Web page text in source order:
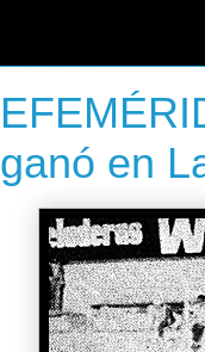
ganó en